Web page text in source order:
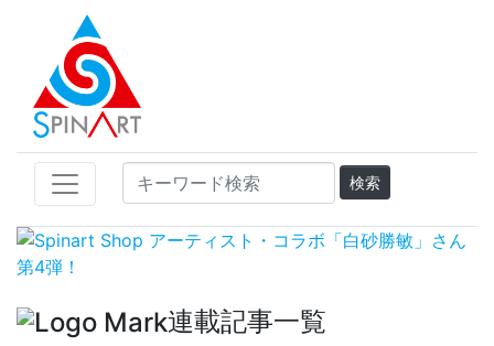
連載記事一覧